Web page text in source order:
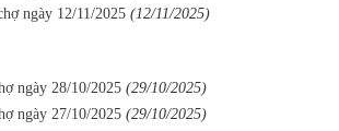
ngày 12/11/2025 (12/11/2025)
ngày 28/10/2025 (29/10/2025)
ngày 27/10/2025 (29/10/2025)